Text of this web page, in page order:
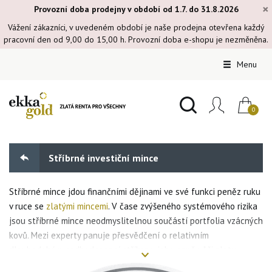
×
Provozní doba prodejny v období od 1.7. do 31.8.2026
Vážení zákazníci, v uvedeném období je naše prodejna otevřena každý
pracovní den od 9,00 do 15,00 h. Provozní doba e-shopu je nezměněna.
Menu
Stříbrné investiční mince
Stříbrné mince jdou finančními dějinami ve své funkci peněz ruku
v ruce se zlatými mincemi. V čase zvýšeného systémového rizika
jsou stříbrné mince neodmyslitelnou součástí portfolia vzácných
kovů. Mezi experty panuje přesvědčení o relativním
dlouhodobém podhodnocení stříbra v jeho ceně vůči zlatu.
Nabídka stříbrných mincí je dokonce ještě širší než u investičních